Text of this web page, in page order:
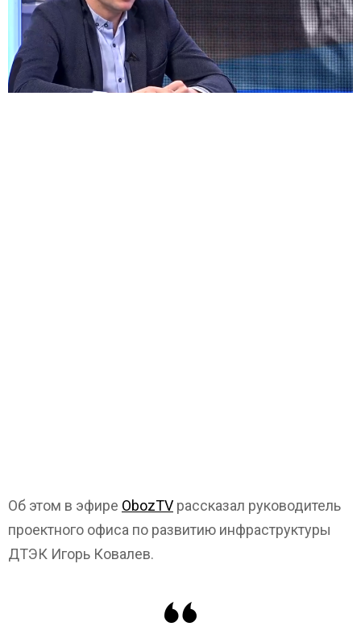
Об этом в эфире ObozTV рассказал руководитель
проектного офиса по развитию инфраструктуры
ДТЭК Игорь Ковалев.